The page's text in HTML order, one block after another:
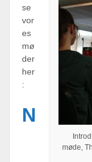
møde,
se
vor
es
mø
der
her
:
N